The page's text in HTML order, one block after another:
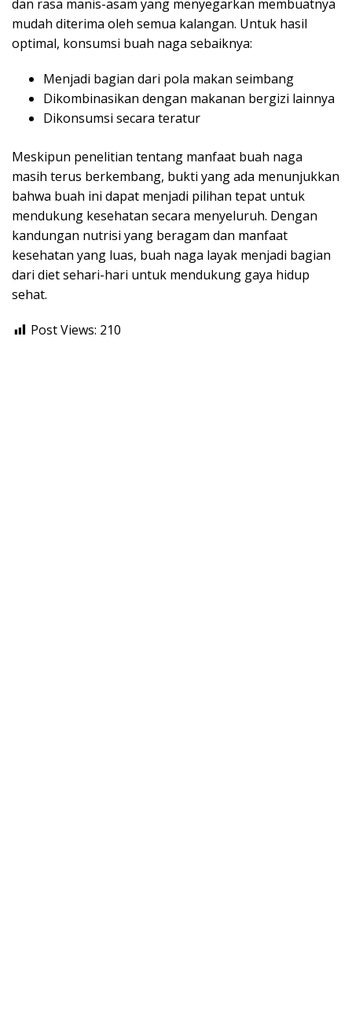
dan rasa manis-asam yang menyegarkan membuatnya
mudah diterima oleh semua kalangan. Untuk hasil
optimal, konsumsi buah naga sebaiknya:
Menjadi bagian dari pola makan seimbang
Dikombinasikan dengan makanan bergizi lainnya
Dikonsumsi secara teratur
Meskipun penelitian tentang manfaat buah naga
masih terus berkembang, bukti yang ada menunjukkan
bahwa buah ini dapat menjadi pilihan tepat untuk
mendukung kesehatan secara menyeluruh. Dengan
kandungan nutrisi yang beragam dan manfaat
kesehatan yang luas, buah naga layak menjadi bagian
dari diet sehari-hari untuk mendukung gaya hidup
sehat.
Post Views: 210